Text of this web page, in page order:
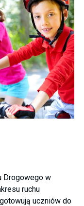
Drogowego w
ruchu
uczniów do